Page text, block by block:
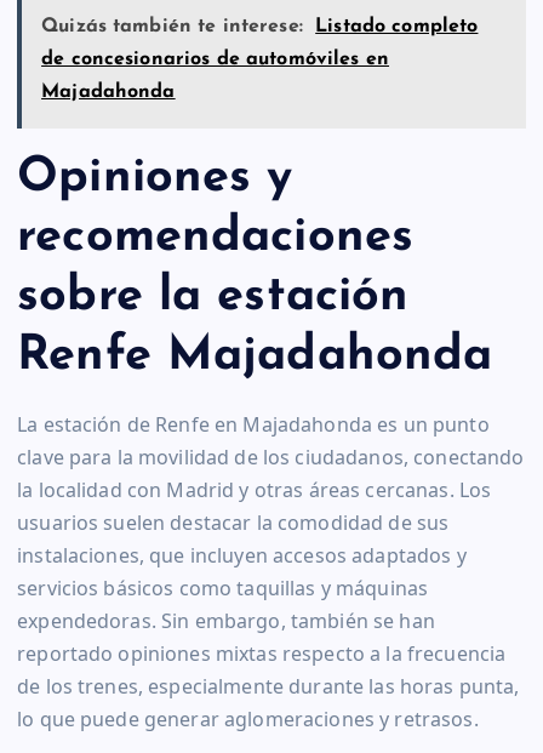
Quizás también te interese:
Listado completo
de concesionarios de automóviles en
Majadahonda
Opiniones y
recomendaciones
sobre la estación
Renfe Majadahonda
La estación de Renfe en Majadahonda es un punto
clave para la movilidad de los ciudadanos, conectando
la localidad con Madrid y otras áreas cercanas. Los
usuarios suelen destacar la comodidad de sus
instalaciones, que incluyen accesos adaptados y
servicios básicos como taquillas y máquinas
expendedoras. Sin embargo, también se han
reportado opiniones mixtas respecto a la frecuencia
de los trenes, especialmente durante las horas punta,
lo que puede generar aglomeraciones y retrasos.